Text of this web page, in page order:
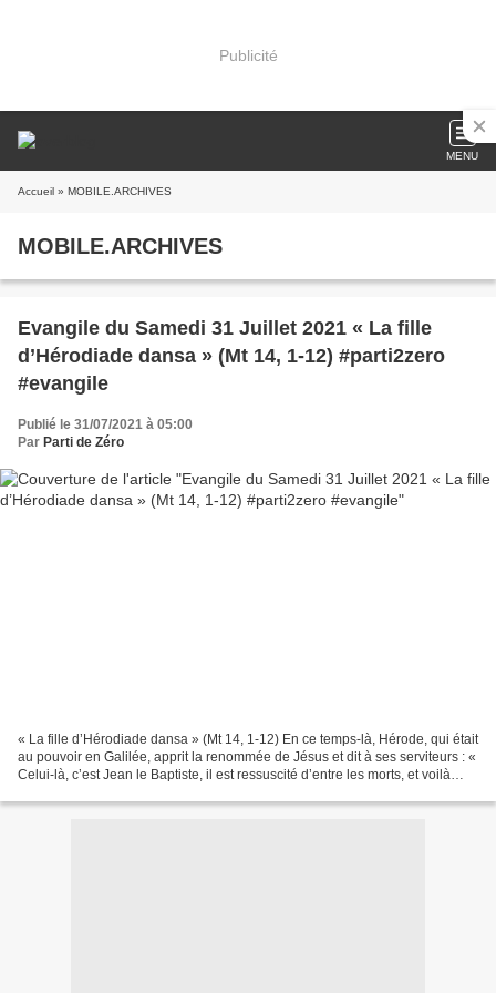
Publicité
MENU
Accueil » MOBILE.ARCHIVES
MOBILE.ARCHIVES
Evangile du Samedi 31 Juillet 2021 « La fille
d’Hérodiade dansa » (Mt 14, 1-12) #parti2zero
#evangile
Publié le 31/07/2021 à 05:00
Par Parti de Zéro
« La fille d’Hérodiade dansa » (Mt 14, 1-12) En ce temps-là, Hérode, qui était
au pouvoir en Galilée, apprit la renommée de Jésus et dit à ses serviteurs : «
Celui-là, c’est Jean le Baptiste, il est ressuscité d’entre les morts, et voilà